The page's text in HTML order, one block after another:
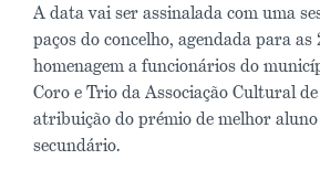
A data vai ser assinalada com uma
paços do concelho, agendada para as
homenagem a funcionários do
Coro e Trio da Associação Cultural de
atribuição do prémio de melhor
secundário.